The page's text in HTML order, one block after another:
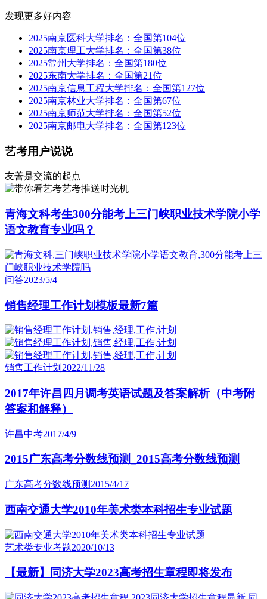
发现更多好内容
2025南京医科大学排名：全国第104位
2025南京理工大学排名：全国第38位
2025常州大学排名：全国第180位
2025东南大学排名：全国第21位
2025南京信息工程大学排名：全国第127位
2025南京林业大学排名：全国第67位
2025南京师范大学排名：全国第52位
2025南京邮电大学排名：全国第123位
艺考用户说说
友善是交流的起点
艺考推送时光机
青海文科考生300分能考上三门峡职业技术学院小学
语文教育专业吗？
问答2023/5/4
销售经理工作计划模板最新7篇
销售工作计划 2022/11/28
2017年许昌四月调考英语试题及答案解析（中考附
答案和解释）
许昌中考2017/4/9
2015广东高考分数线预测_2015高考分数线预测
广东高考分数线预测 2015/4/17
西南交通大学2010年美术类本科招生专业试题
艺术类专业考题2020/10/13
【最新】同济大学2023高考招生章程即将发布